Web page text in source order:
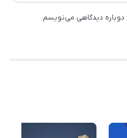
دوباره دیدگاهی می‌نویسم.